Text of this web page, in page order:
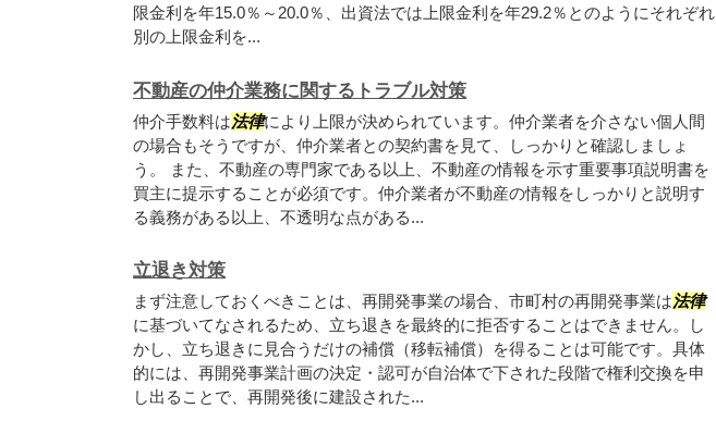
限金利を年15.0％～20.0％、出資法では上限金利を年29.2％とのようにそれぞれ
別の上限金利を...
不動産の仲介業務に関するトラブル対策
仲介手数料は法律により上限が決められています。仲介業者を介さない個人間
の場合もそうですが、仲介業者との契約書を見て、しっかりと確認しましょ
う。 また、不動産の専門家である以上、不動産の情報を示す重要事項説明書を
買主に提示することが必須です。仲介業者が不動産の情報をしっかりと説明す
る義務がある以上、不透明な点がある...
立退き対策
まず注意しておくべきことは、再開発事業の場合、市町村の再開発事業は法律
に基づいてなされるため、立ち退きを最終的に拒否することはできません。し
かし、立ち退きに見合うだけの補償（移転補償）を得ることは可能です。具体
的には、再開発事業計画の決定・認可が自治体で下された段階で権利交換を申
し出ることで、再開発後に建設された...